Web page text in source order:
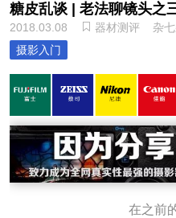
糖皮乱谈 | 老法聊镜头之
2018.03.08 器材测评 杂
摄影入门
在之前